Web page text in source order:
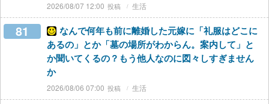
2026/08/07 12:00 生活
81
なんで何年も前に離婚した元嫁に「礼服はどこに
あるの」とか「墓の場所がわからん。案内して」と
か聞いてくるの？もう他人なのに図々しすぎません
か
2026/08/06 07:00 生活